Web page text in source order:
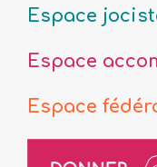
Espace
Espace
Espace